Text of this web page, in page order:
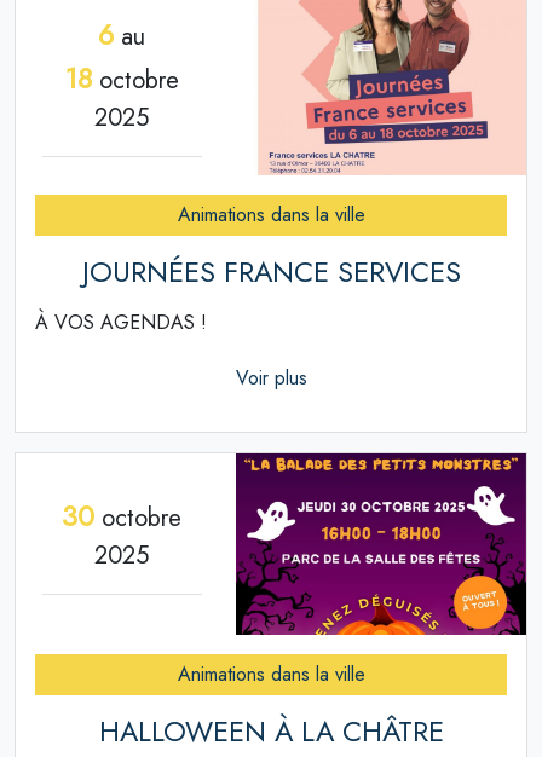
6 au
18octobre
2025
Animations dans la ville
JOURNÉES FRANCE SERVICES
À VOS AGENDAS !
Voir plus
30 octobre
2025
Animations dans la ville
HALLOWEEN À LA CHÂTRE